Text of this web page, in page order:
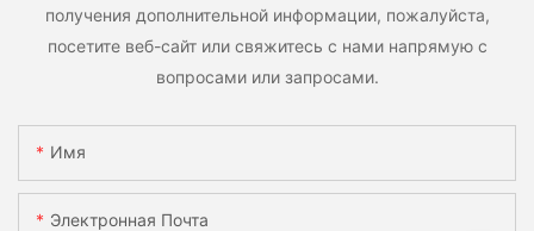
получения дополнительной информации, пожалуйста,
посетите веб-сайт или свяжитесь с нами напрямую с
вопросами или запросами.
Имя
Электронная Почта